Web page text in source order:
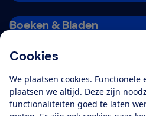
Cookies
We plaatsen cookies. Functionele
plaatsen we altijd. Deze zijn
functionaliteiten goed te laten
Boeken & Bladen